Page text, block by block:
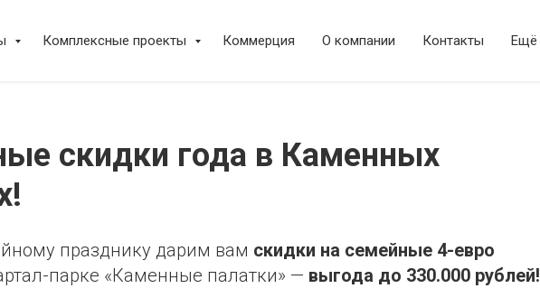
Комплексные проекты Коммерция О компании Контакты Ещё
скидки года в Каменных
празднику дарим вам скидки на семейные 4-евро
парке «Каменные палатки» — выгода до 330.000 рублей!